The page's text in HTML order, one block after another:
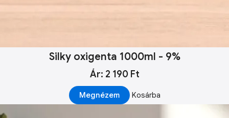
Silky oxigenta 1000ml - 9%
Ár: 2 190 Ft
Megnézem Kosárba